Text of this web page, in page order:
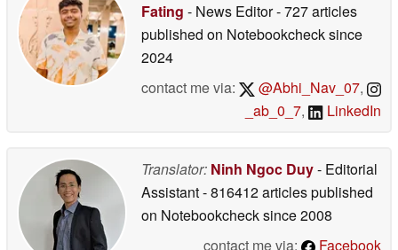
Fating - News Editor- 727 articles
published on Notebookchecksince
2024
contact me via:
@Abhi_Nav_07,
_ab_0_7, LinkedIn
Translator: Ninh Ngoc Duy- Editorial
Assistant- 816412 articles published
on Notebookchecksince 2008
contact me via:
Facebook